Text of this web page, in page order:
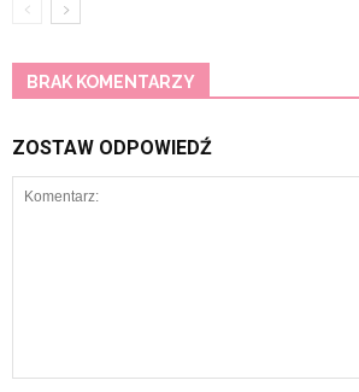
BRAK KOMENTARZY
ZOSTAW ODPOWIEDŹ